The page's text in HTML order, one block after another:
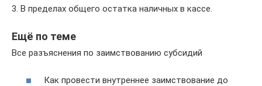
3. В пределах общего остатка наличных в кассе.
Ещё по теме
Все разъяснения по заимствованию субсидий
Как провести внутреннее заимствование до